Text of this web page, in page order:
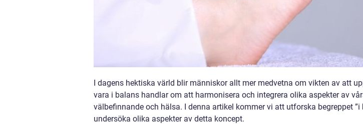
I dagens hektiska värld blir människor allt mer medvetna om vikten av att
vara i balans handlar om att harmonisera och integrera olika aspekter av
välbefinnande och hälsa. I denna artikel kommer vi att utforska begreppet ”i
undersöka olika aspekter av detta koncept.